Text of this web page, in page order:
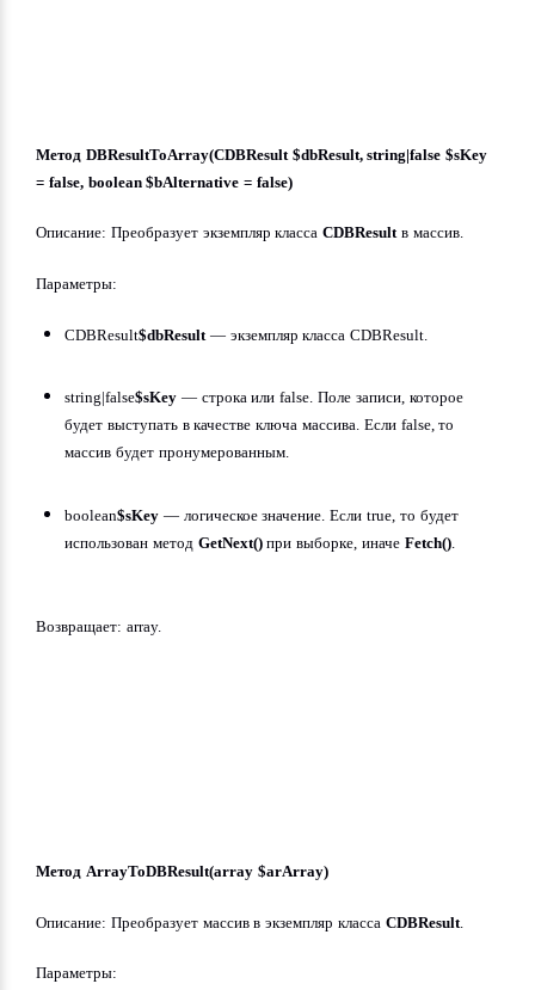
Метод DBResultToArray(CDBResult $dbResult, string|false $sKey
= false, boolean $bAlternative = false)
Описание: Преобразует экземпляр класса CDBResult в массив.
Параметры:
CDBResult$dbResult — экземпляр класса CDBResult.
string|false$sKey — строка или false. Поле записи, которое
будет выступать в качестве ключа массива. Если false, то
массив будет пронумерованным.
boolean$sKey — логическое значение. Если true, то будет
использован метод GetNext() при выборке, иначе Fetch().
Возвращает: array.
Метод ArrayToDBResult(array $arArray)
Описание: Преобразует массив в экземпляр класса CDBResult.
Параметры: